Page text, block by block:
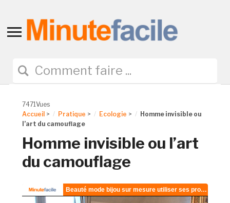
Toggle
navigation
7471Vues
Accueil > Pratique > Ecologie >
Homme invisible ou
l’art du camouflage
Homme invisible ou l’art
du camouflage